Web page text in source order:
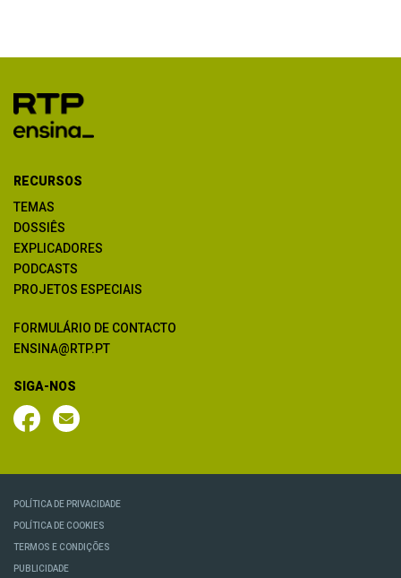
RECURSOS
TEMAS
DOSSIÊS
EXPLICADORES
PODCASTS
PROJETOS ESPECIAIS
FORMULÁRIO DE CONTACTO
ENSINA@RTP.PT
SIGA-NOS
POLÍTICA DE PRIVACIDADE
POLÍTICA DE COOKIES
TERMOS E CONDIÇÕES
PUBLICIDADE